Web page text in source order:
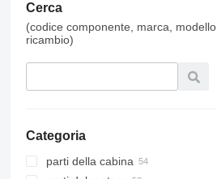
Cerca
(codice componente, marca, modello,
ricambio)
Categoria
parti della cabina